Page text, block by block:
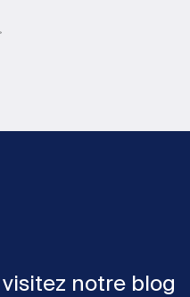
visitez notre blog